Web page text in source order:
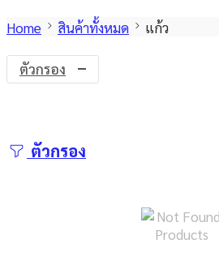
Home สินค้าทั้งหมด แก้ว
ตัวกรอง
ตัวกรอง